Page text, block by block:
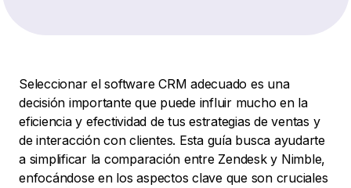
Seleccionar el software CRM adecuado es una
decisión importante que puede influir mucho en la
eficiencia y efectividad de tus estrategias de ventas y
de interacción con clientes. Esta guía busca ayudarte
a simplificar la comparación entre Zendesk y Nimble,
enfocándose en los aspectos clave que son cruciales